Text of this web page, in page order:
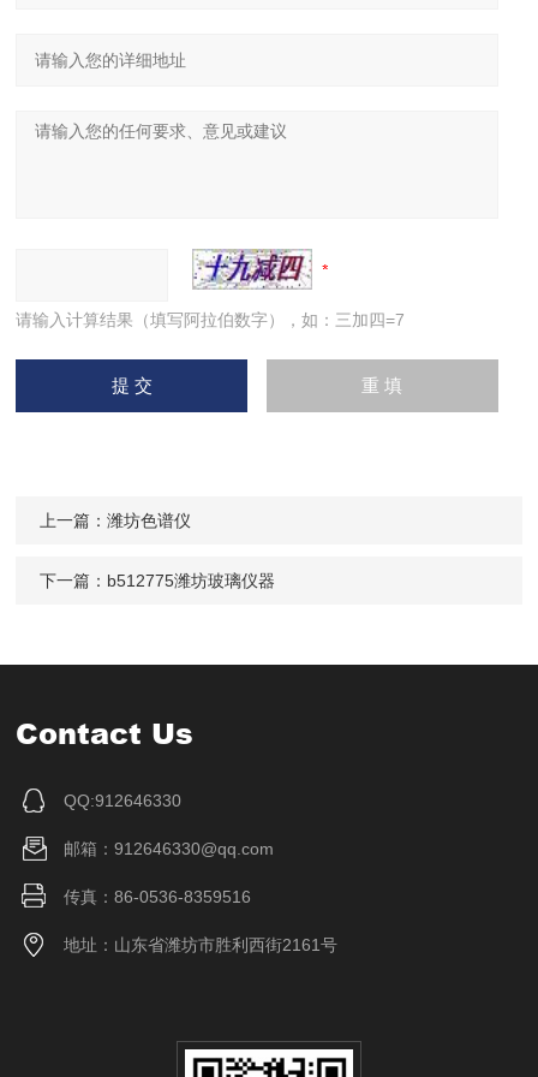
请输入计算结果（填写阿拉伯数字），如：三加四=7
上一篇：潍坊色谱仪
下一篇： b512775潍坊玻璃仪器
Contact Us
QQ:912646330
邮箱：912646330@qq.com
传真：86-0536-8359516
地址：山东省潍坊市胜利西街2161号